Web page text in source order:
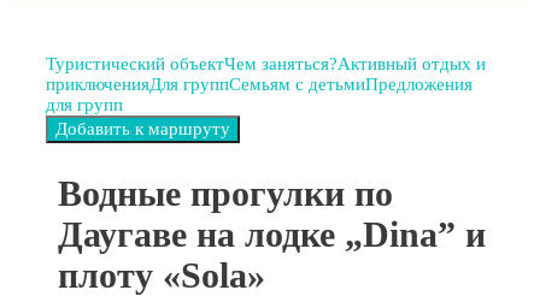
Туристический объектЧем заняться?Активный отдых и
приключенияДля группСемьям с детьмиПредложения
для групп
Водные прогулки по
Даугаве на лодке „Dina” и
плоту «Sola»